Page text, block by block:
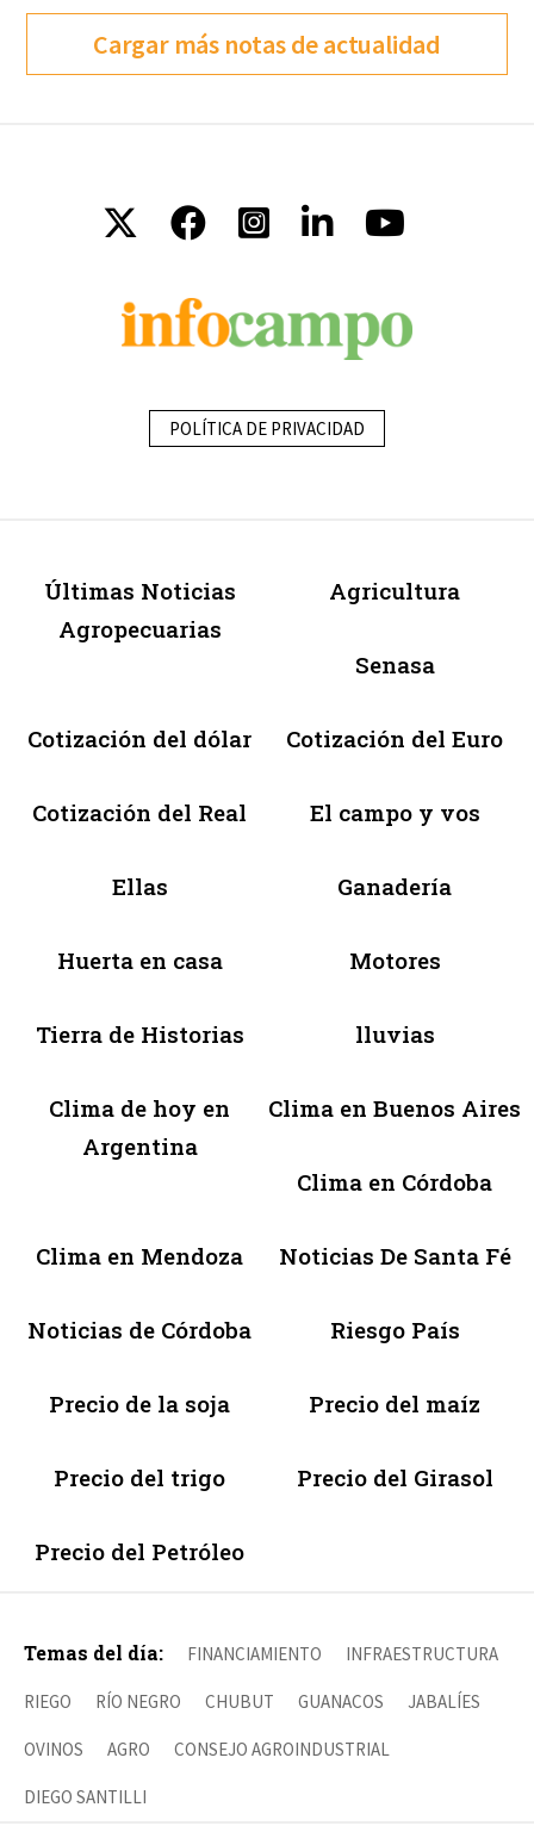
Cargar más notas de actualidad
POLÍTICA DE PRIVACIDAD
Últimas Noticias
Agropecuarias
Agricultura
Senasa
Cotización del dólar Cotización del Euro
Cotización del Real El campo y vos
Ellas Ganadería
Huerta en casa Motores
Tierra de Historias lluvias
Clima de hoy en
Argentina
Clima en Buenos Aires
Clima en Córdoba
Clima en Mendoza Noticias De Santa Fé
Noticias de Córdoba Riesgo País
Precio de la soja Precio del maíz
Precio del trigo Precio del Girasol
Precio del Petróleo
Temas del día: FINANCIAMIENTO INFRAESTRUCTURA
RIEGO RÍO NEGRO CHUBUT GUANACOS JABALÍES
OVINOS AGRO CONSEJO AGROINDUSTRIAL
DIEGO SANTILLI